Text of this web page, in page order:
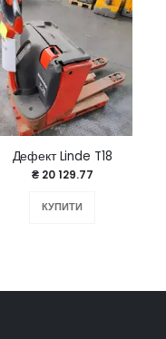
Дефект Linde T18
₴ 20 129.77
КУПИТИ